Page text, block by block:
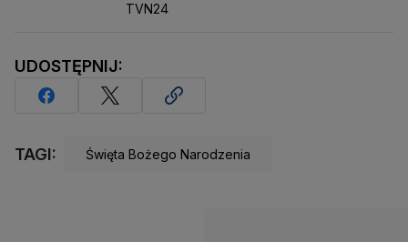
TVN24
UDOSTĘPNIJ:
TAGI: Święta Bożego Narodzenia